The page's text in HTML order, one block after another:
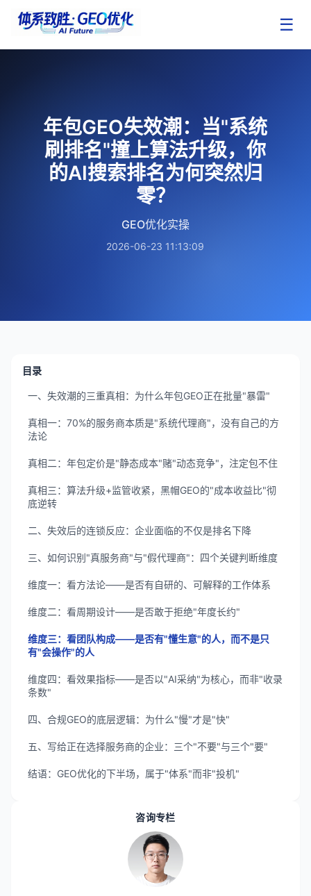
☰
年包GEO失效潮：当"系统
刷排名"撞上算法升级，你
的AI搜索排名为何突然归
零？
GEO优化实操
2026-06-23 11:13:09
目录
一、失效潮的三重真相：为什么年包GEO正在批量"暴雷"
真相一：70%的服务商本质是"系统代理商"，没有自己的方
法论
真相二：年包定价是"静态成本"赌"动态竞争"，注定包不住
真相三：算法升级+监管收紧，黑帽GEO的"成本收益比"彻
底逆转
二、失效后的连锁反应：企业面临的不仅是排名下降
三、如何识别"真服务商"与"假代理商"：四个关键判断维度
维度一：看方法论——是否有自研的、可解释的工作体系
维度二：看周期设计——是否敢于拒绝"年度长约"
维度三：看团队构成——是否有"懂生意"的人，而不是只
有"会操作"的人
维度四：看效果指标——是否以"AI采纳"为核心，而非"收录
条数"
四、合规GEO的底层逻辑：为什么"慢"才是"快"
五、写给正在选择服务商的企业：三个"不要"与三个"要"
结语：GEO优化的下半场，属于"体系"而非"投机"
咨询专栏